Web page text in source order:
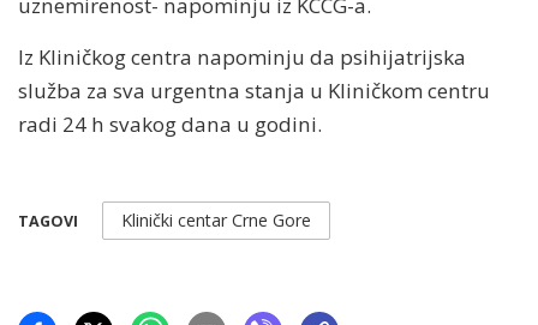
uznemirenost- napominju iz KCCG-a.
Iz Kliničkog centra napominju da psihijatrijska
služba za sva urgentna stanja u Kliničkom centru
radi 24 h svakog dana u godini.
TAGOVI Klinički centar Crne Gore